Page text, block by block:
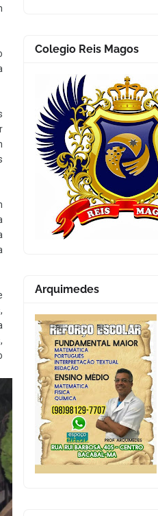
Colegio Reis Magos
Arquimedes